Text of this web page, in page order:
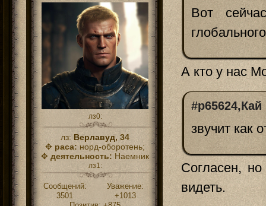
лз0:
лз: Верлавуд, 34
✥ раса: норд-оборотень;
✥ деятельность: Наемник
лз1:
Сообщений:
3501
Уважение:
+1013
Вот
А кто у нас
звучит как
Согласен,
видеть.